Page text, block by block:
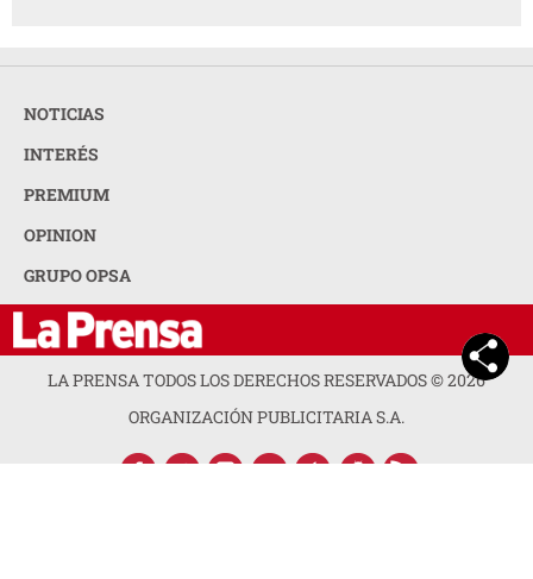
NOTICIAS
INTERÉS
PREMIUM
OPINION
GRUPO OPSA
LA PRENSA TODOS LOS DERECHOS RESERVADOS ©2026
ORGANIZACIÓN PUBLICITARIA S.A.